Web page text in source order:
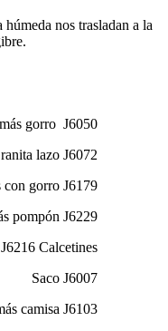
nos trasladan a la
gorro J6050
lazo J6072
con gorro J6179
pompón J6229
J6216 Calcetines
Saco J6007
camisa J6103